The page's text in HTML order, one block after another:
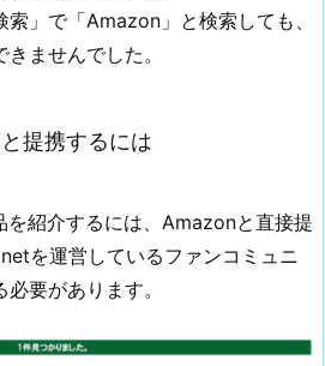
」で「Amazon」と検索しても、
ませんでした。
提携するには
紹介するには、Amazonと直接提
を運営しているファンコミュニ
要があります。